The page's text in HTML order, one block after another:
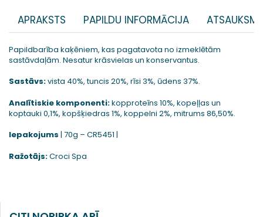
APRAKSTS PAPILDU INFORMĀCIJA
Papildbarība kaķēniem, kas pagatavota no izmeklētām
sastāvdaļām. Nesatur krāsvielas un konservantus.
Sastāvs:vista 40%, tuncis 20%, rīsi 3%, ūdens 37%.
Analītiskie komponenti:kopproteīns 10%, kopeļļas un
koptauki 0,1%, kopšķiedras 1%, koppelni 2%, mitrums 86,50%.
Iepakojums | 70g – CR5451 |
Ražotājs:Croci Spa